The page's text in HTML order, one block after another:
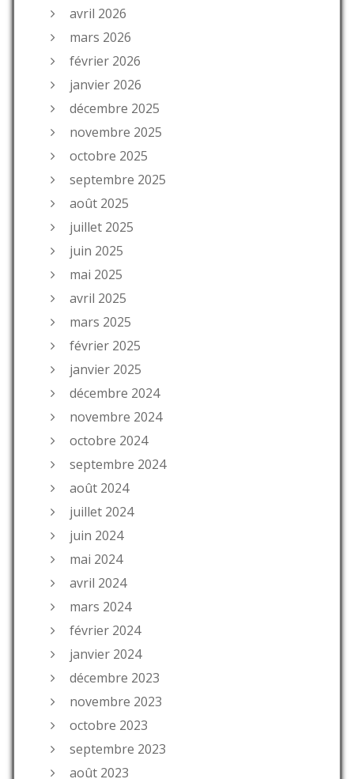
avril 2026
mars 2026
février 2026
janvier 2026
décembre 2025
novembre 2025
octobre 2025
septembre 2025
août 2025
juillet 2025
juin 2025
mai 2025
avril 2025
mars 2025
février 2025
janvier 2025
décembre 2024
novembre 2024
octobre 2024
septembre 2024
août 2024
juillet 2024
juin 2024
mai 2024
avril 2024
mars 2024
février 2024
janvier 2024
décembre 2023
novembre 2023
octobre 2023
septembre 2023
août 2023